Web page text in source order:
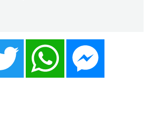
Twitter WhatsApp